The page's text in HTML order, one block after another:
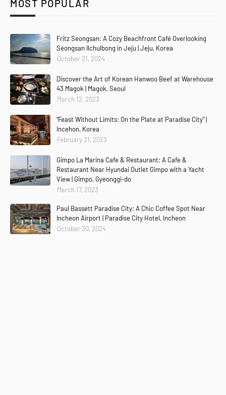
MOST POPULAR
Fritz Seongsan: A Cozy Beachfront Café Overlooking
Seongsan Ilchulbong in Jeju | Jeju, Korea
October 21, 2024
Discover the Art of Korean Hanwoo Beef at Warehouse
43 Magok | Magok, Seoul
March 12, 2023
“Feast Without Limits: On the Plate at Paradise City” |
Incehon, Korea
February 21, 2023
Gimpo La Marina Cafe & Restaurant: A Cafe &
Restaurant Near Hyundai Outlet Gimpo with a Yacht
View | Gimpo, Gyeonggi-do
March 17, 2023
Paul Bassett Paradise City: A Chic Coffee Spot Near
Incheon Airport | Paradise City Hotel, Incheon
October 30, 2024